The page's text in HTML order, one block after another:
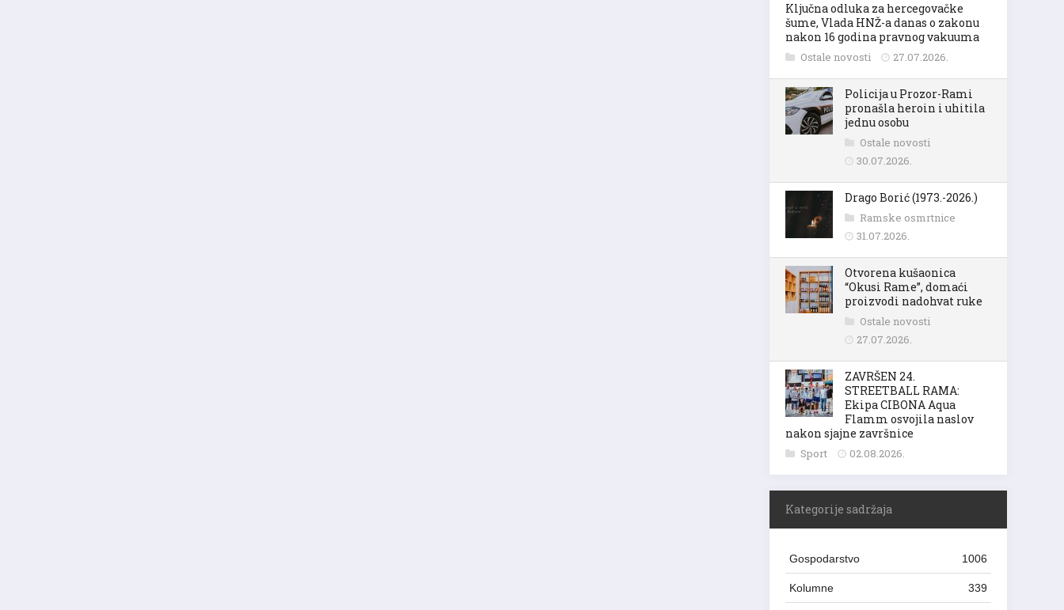
Ključna odluka za hercegovačke
šume, Vlada HNŽ-a danas o zakonu
nakon 16 godina pravnog vakuuma
Ostale novosti 27.07.2026.
Policija u Prozor-Rami
pronašla heroin i uhitila
jednu osobu
Ostale novosti
30.07.2026.
Drago Borić (1973.-2026.)
Ramske osmrtnice
31.07.2026.
Otvorena kušaonica
“Okusi Rame”, domaći
proizvodi nadohvat ruke
Ostale novosti
27.07.2026.
ZAVRŠEN 24.
STREETBALL RAMA:
Ekipa CIBONA Aqua
Flamm osvojila naslov
nakon sjajne završnice
Sport 02.08.2026.
Kategorije sadržaja
Gospodarstvo 1006
Kolumne 339